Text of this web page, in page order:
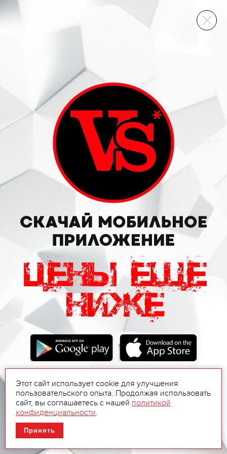
ВИННЫЙ СКЛАД
Этот сайт использует cookie для улучшения
пользовательского опыта. Продолжая использовать
сайт, вы соглашаетесь с нашей политикой
конфиденциальности.
Принять